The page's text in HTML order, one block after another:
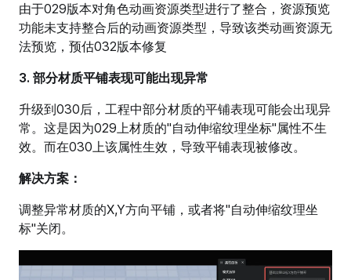
由于029版本对角色动画资源类型进行了整合，资源预览
功能未支持整合后的动画资源类型，导致该类动画资源无
法预览，预估032版本修复
3. 部分材质平铺表现可能出现异常
升级到030后，工程中部分材质的平铺表现可能会出现异
常。这是因为029上材质的"自动伸缩纹理坐标"属性不生
效。而在030上该属性生效，导致平铺表现被修改。
解决方案：
调整异常材质的X,Y方向平铺，或者将"自动伸缩纹理坐
标"关闭。